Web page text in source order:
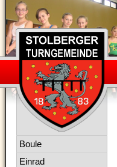
Navigation
Boule
Einrad